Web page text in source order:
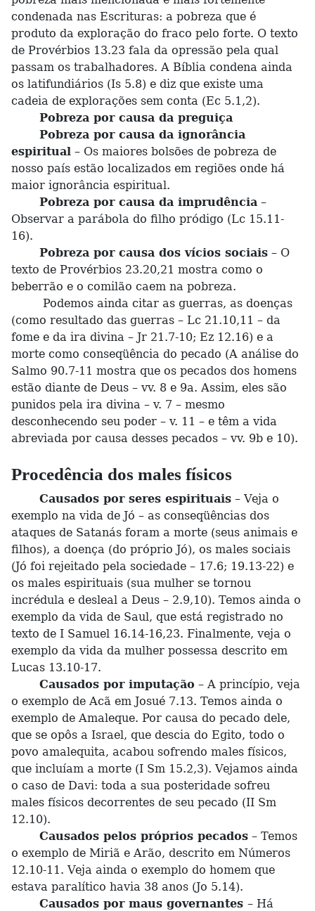
condenada nas Escrituras: a pobreza que é
produto da exploração do fraco pelo forte. O texto
de Provérbios 13.23 fala da opressão pela qual
passam os trabalhadores. A Bíblia condena ainda
os latifundiários (Is 5.8) e diz que existe uma
cadeia de explorações sem conta (Ec 5.1,2).
Pobreza por causa da preguiça
Pobreza por causa da ignorância
espiritual – Os maiores bolsões de pobreza de
nosso país estão localizados em regiões onde há
maior ignorância espiritual.
Pobreza por causa da imprudência –
Observar a parábola do filho pródigo (Lc 15.11-
16).
Pobreza por causa dos vícios sociais – O
texto de Provérbios 23.20,21 mostra como o
beberrão e o comilão caem na pobreza.
Podemos ainda citar as guerras, as doenças
(como resultado das guerras – Lc 21.10,11 – da
fome e da ira divina – Jr 21.7-10; Ez 12.16) e a
morte como conseqüência do pecado (A análise do
Salmo 90.7-11 mostra que os pecados dos homens
estão diante de Deus – vv. 8 e 9a. Assim, eles são
punidos pela ira divina – v. 7 – mesmo
desconhecendo seu poder – v. 11 – e têm a vida
abreviada por causa desses pecados – vv. 9b e 10).
Procedência dos males físicos
Causados por seres espirituais – Veja o
exemplo na vida de Jó – as conseqüências dos
ataques de Satanás foram a morte (seus animais e
filhos), a doença (do próprio Jó), os males sociais
(Jó foi rejeitado pela sociedade – 17.6; 19.13-22) e
os males espirituais (sua mulher se tornou
incrédula e desleal a Deus – 2.9,10). Temos ainda o
exemplo da vida de Saul, que está registrado no
texto de I Samuel 16.14-16,23. Finalmente, veja o
exemplo da vida da mulher possessa descrito em
Lucas 13.10-17.
Causados por imputação – A princípio, veja
o exemplo de Acã em Josué 7.13. Temos ainda o
exemplo de Amaleque. Por causa do pecado dele,
que se opôs a Israel, que descia do Egito, todo o
povo amalequita, acabou sofrendo males físicos,
que incluíam a morte (I Sm 15.2,3). Vejamos ainda
o caso de Davi: toda a sua posteridade sofreu
males físicos decorrentes de seu pecado (II Sm
12.10).
Causados pelos próprios pecados – Temos
o exemplo de Miriã e Arão, descrito em Números
12.10-11. Veja ainda o exemplo do homem que
estava paralítico havia 38 anos (Jo 5.14).
Causados por maus governantes – Há